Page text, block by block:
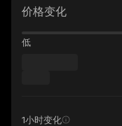
价格变化
低
1小时变化